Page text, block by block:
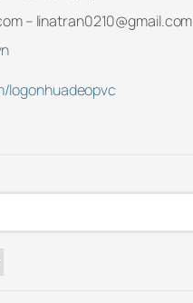
– linatran0210@gmail.com
logonhuadeopvc